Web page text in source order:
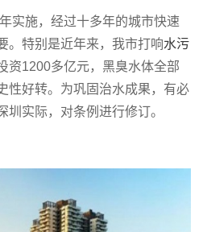
实施，经过十多年的城市快速
。特别是近年来，我市打响水污
资1200多亿元，黑臭水体全部
性好转。为巩固治水成果，有必
圳实际，对条例进行修订。